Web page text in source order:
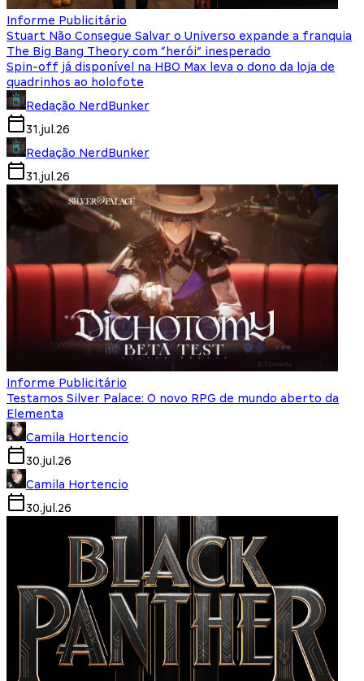
Informe Publicitário
Stuart Não Consegue Salvar o Universo expande a franquia
The Big Bang Theory com “herói” inesperado
Spin-off já disponível na HBO Max leva o dono da loja de
quadrinhos ao holofote
Redação NerdBunker
31.jul.26
Redação NerdBunker
31.jul.26
Informe Publicitário
Testamos Silver Palace: O novo RPG de mundo aberto da
Elementa
Camila Hortencio
30.jul.26
Camila Hortencio
30.jul.26